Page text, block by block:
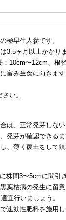
極早生人参です。
3.5ヶ月以上かかり
10cm〜12cm、根
富み生食に向きます
い。
は、正常発芽しない
発芽が確認できる
、薄く覆土をして鎮
株間3〜5cmに間引き
葉枯病の発生に留
宜行いましょう。
速効性肥料を施用